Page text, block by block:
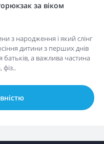
за віком
з народження і який слінг
дитини з перших днів
а важлива частина